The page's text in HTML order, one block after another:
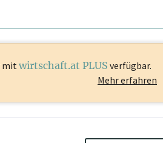
mit wirtschaft.at PLUS verfügbar.
Mehr erfahren